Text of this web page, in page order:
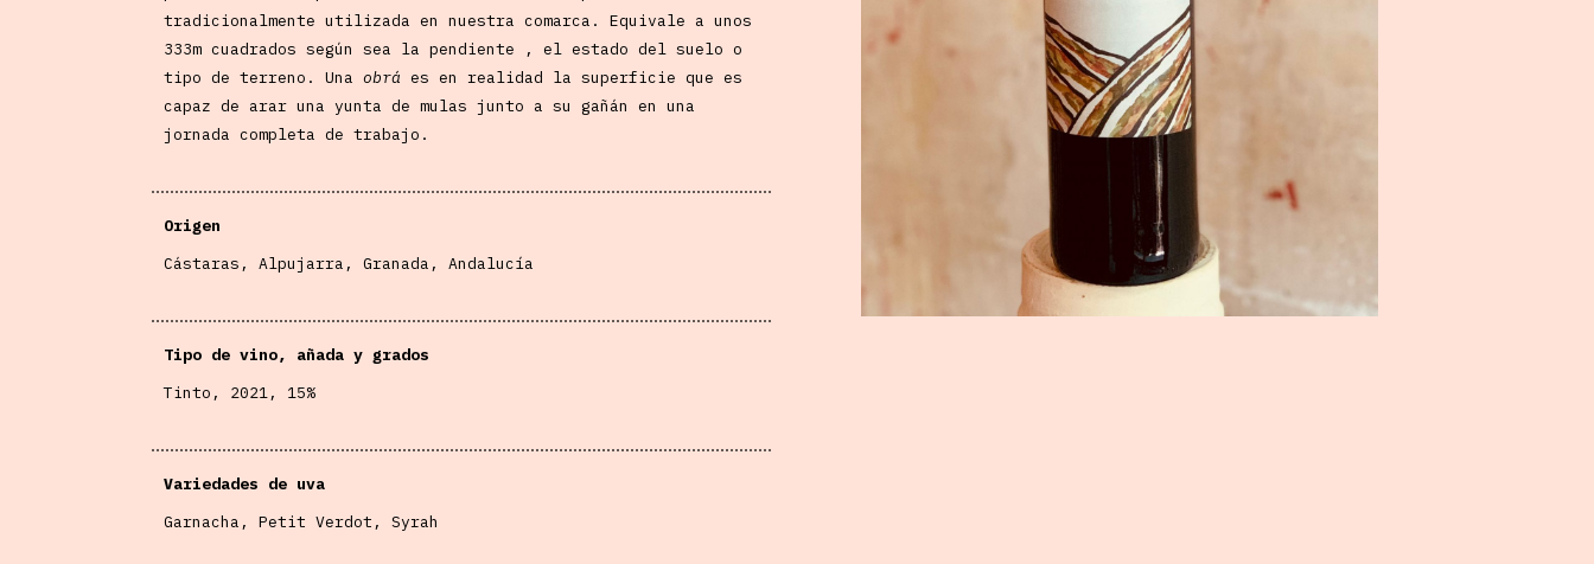
tradicionalmente utilizada en nuestra comarca. Equivale a unos
333m cuadrados según sea la pendiente , el estado del suelo o
tipo de terreno. Una obrá es en realidad la superficie que es
capaz de arar una yunta de mulas junto a su gañán en una
jornada completa de trabajo.
Origen
Cástaras, Alpujarra, Granada, Andalucía
Tipo de vino, añada y grados
Tinto, 2021, 15%
Variedades de uva
Garnacha, Petit Verdot, Syrah